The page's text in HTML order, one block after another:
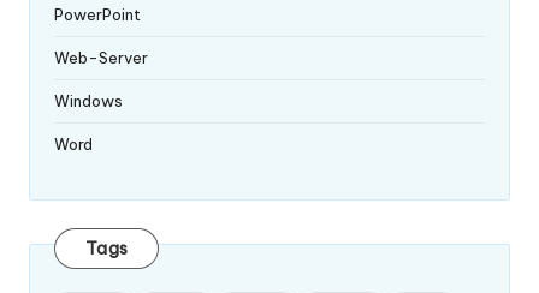
PowerPoint
Web-Server
Windows
Word
Tags